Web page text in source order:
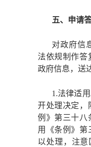
五、申请
对政府信
法依规制作答
政府信息，送
1.法律适
开处理决定，
例》第三十八
用《条例》第
以处理，注意